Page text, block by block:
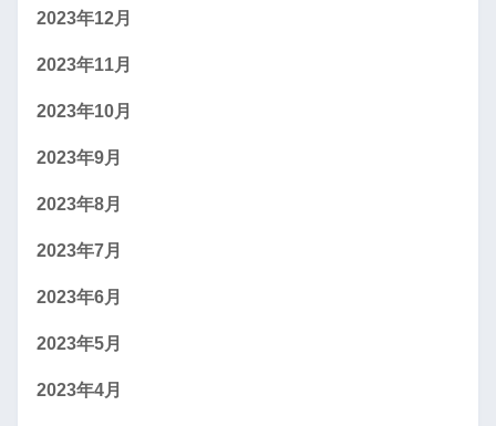
2023年12月
2023年11月
2023年10月
2023年9月
2023年8月
2023年7月
2023年6月
2023年5月
2023年4月